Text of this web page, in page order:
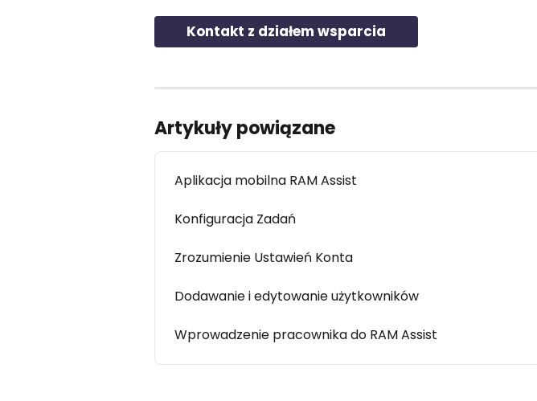
Kontakt z działem wsparcia
Artykuły powiązane
Aplikacja mobilna RAM Assist
Konfiguracja Zadań
Zrozumienie Ustawień Konta
Dodawanie i edytowanie użytkowników
Wprowadzenie pracownika do RAM Assist